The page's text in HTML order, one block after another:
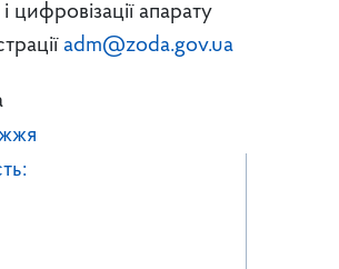
цифровізації апарату
adm@zoda.gov.ua